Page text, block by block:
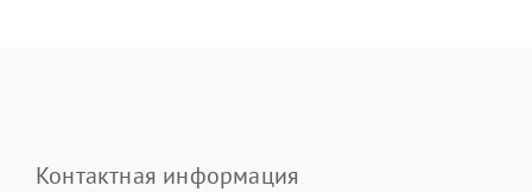
Контактная информация